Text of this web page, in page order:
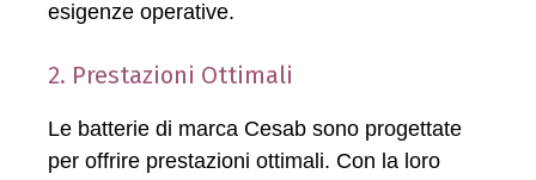
esigenze operative.
2. Prestazioni Ottimali
Le batterie di marca Cesab sono progettate
per offrire prestazioni ottimali. Con la loro